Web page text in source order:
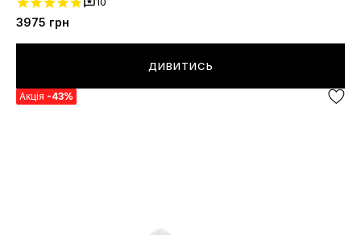
3975 грн
ДИВИТИСЬ
Акція -43%